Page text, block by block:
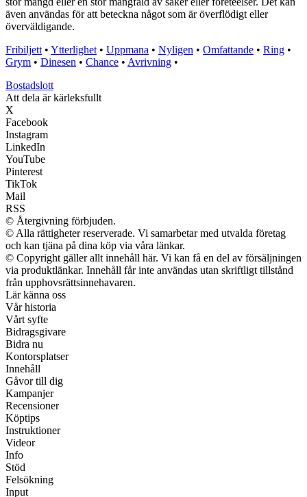
även användas för att beteckna något som är överflödigt eller
överväldigande.
Fribiljett • Ytterlighet • Uppmana • Nyligen • Omfattande • Ring •
Grym • Dinesen • Chance • Avrivning •
Bostadslott
Att dela är kärleksfullt
X
Facebook
Instagram
LinkedIn
YouTube
Pinterest
TikTok
Mail
RSS
© Återgivning förbjuden.
© Alla rättigheter reserverade. Vi samarbetar med utvalda företag
och kan tjäna på dina köp via våra länkar.
© Copyright gäller allt innehåll här. Vi kan få en del av försäljningen
via produktlänkar. Innehåll får inte användas utan skriftligt tillstånd
från upphovsrättsinnehavaren.
Lär känna oss
Vår historia
Vårt syfte
Bidragsgivare
Bidra nu
Kontorsplatser
Innehåll
Gåvor till dig
Kampanjer
Recensioner
Köptips
Instruktioner
Videor
Info
Stöd
Felsökning
Input